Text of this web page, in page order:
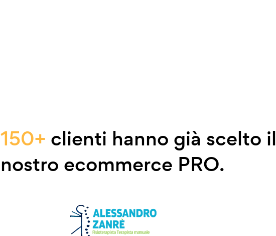
150+ clienti hanno già scelto il
nostro ecommerce PRO.